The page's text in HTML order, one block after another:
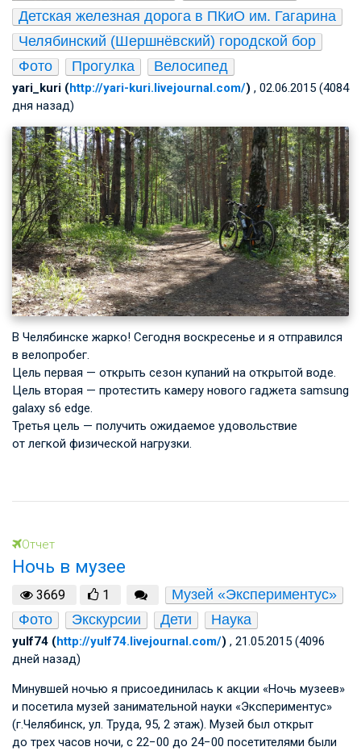
Детская железная дорога в ПКиО им. Гагарина
Челябинский (Шершнёвский) городской бор
Фото
Прогулка Велосипед
yari_kuri (http://yari-kuri.livejournal.com/) , 02.06.2015 (4084
дня назад)
В Челябинске жарко! Сегодня воскресенье и я отправился
в велопробег.
Цель первая — открыть сезон купаний на открытой воде.
Цель вторая — протестить камеру нового гаджета samsung
galaxy s6 edge.
Третья цель — получить ожидаемое удовольствие
от легкой физической нагрузки.
Отчет
Ночь в музее
3669 1
Музей «Экспериментус»
Фото
Экскурсии Дети Наука
yulf74 (http://yulf74.livejournal.com/) , 21.05.2015 (4096
дней назад)
Минувшей ночью я присоединилась к акции «Ночь музеев»
и посетила музей занимательной науки «Экспериментус»
(г.Челябинск, ул. Труда, 95, 2 этаж). Музей был открыт
до трех часов ночи, с 22−00 до 24−00 посетителями были